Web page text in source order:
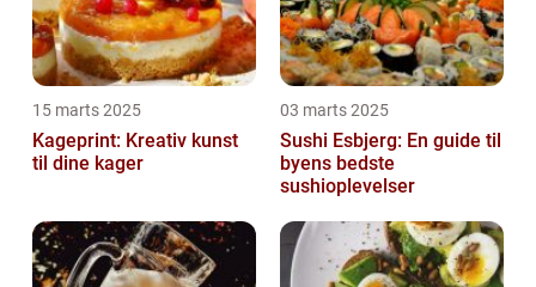
15 marts 2025
Kageprint: Kreativ kunst
til dine kager
03 marts 2025
Sushi Esbjerg: En guide til
byens bedste
sushioplevelser